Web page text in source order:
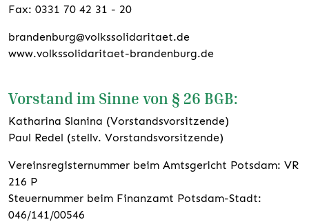
Fax: 0331 70 42 31 - 20
brandenburg@volkssolidaritaet.de
www.volkssolidaritaet-brandenburg.de
Vorstand im Sinne von § 26 BGB:
Katharina Slanina (Vorstandsvorsitzende)
Paul Redel (stellv. Vorstandsvorsitzende)
Vereinsregisternummer beim Amtsgericht Potsdam: VR
216 P
Steuernummer beim Finanzamt Potsdam-Stadt:
046/141/00546